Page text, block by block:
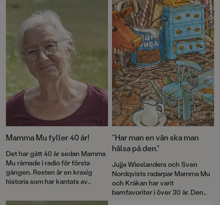
Mamma Mu fyller 40 år!
Det har gått 40 år sedan Mamma
Mu råmade i radio för första
gången. Resten är en kraxig
historia som har kantats av
och priser – och framför allt
”Har man en vän ska man
hälsa på den.”
Jujja Wieslanders och Sven
Nordqvists radarpar Mamma Mu
och Kråkan har varit
barnfavoriter i över 30 år. Den